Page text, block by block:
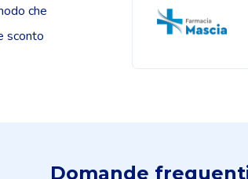
che
sconto
Domande